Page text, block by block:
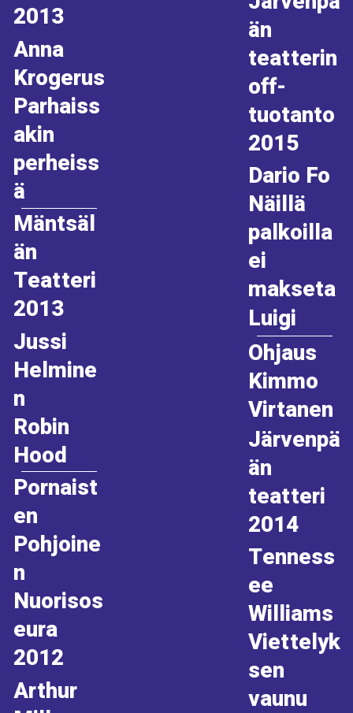
2013
Anna
Krogerus
Parhaiss
akin
perheiss
ä
Mäntsäl
än
Teatteri
2013
Jussi
Helmine
n
Robin
Hood
Pornaist
en
Pohjoine
n
Nuorisos
eura
2012
Arthur
än
teatterin
off-
tuotanto
2015
Dario Fo
Näillä
palkoilla
ei
makseta
Luigi
Ohjaus
Kimmo
Virtanen
Järvenpä
än
teatteri
2014
Tenness
ee
Williams
Viettelyk
sen
vaunu